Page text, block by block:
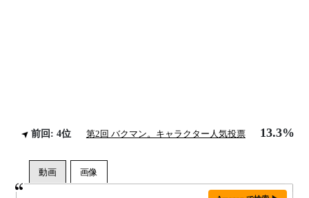
前回: 4位 第2回 バクマン。キャラクター人気投票 13.3%